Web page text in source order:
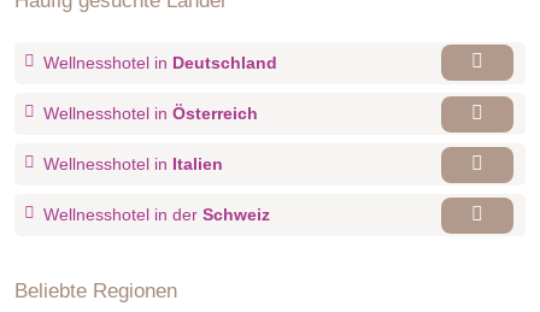
Wellnesshotel in Deutschland
Wellnesshotel in Österreich
Wellnesshotel in Italien
Wellnesshotel in der Schweiz
Beliebte Regionen